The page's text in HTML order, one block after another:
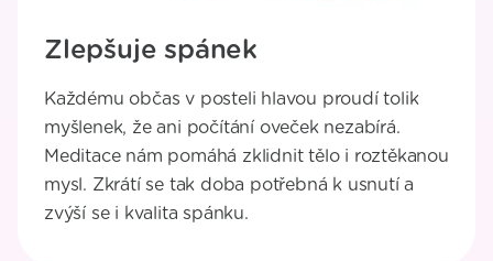
Zlepšuje spánek
Každému občas v posteli hlavou proudí tolik
myšlenek, že ani počítání oveček nezabírá.
Meditace nám pomáhá zklidnit tělo i roztěkanou
mysl. Zkrátí se tak doba potřebná k usnutí a
zvýší se i kvalita spánku.